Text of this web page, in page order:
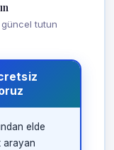
tutun
elde
arayan